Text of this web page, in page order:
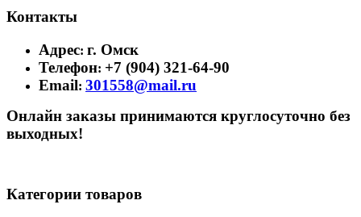
Контакты
Адрес: г. Омск
Телефон: +7 (904) 321-64-90
Email: 301558@mail.ru
Онлайн заказы принимаются круглосуточно без
выходных!
Категории товаров